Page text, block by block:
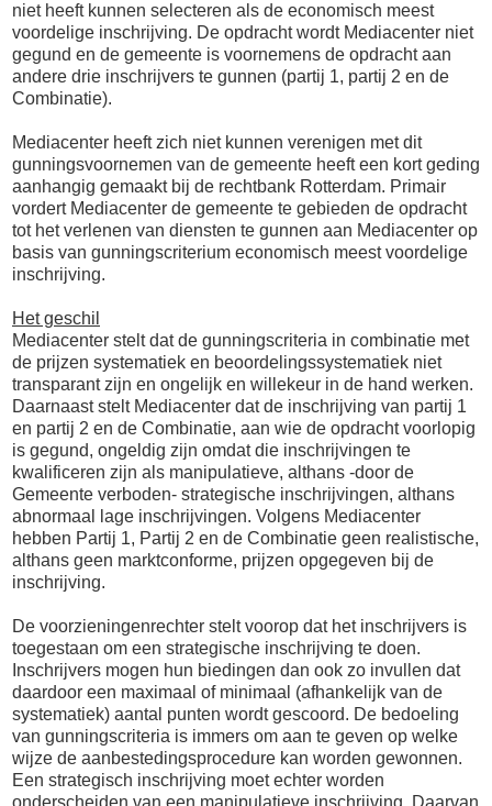
niet heeft kunnen selecteren als de economisch meest
voordelige inschrijving. De opdracht wordt Mediacenter niet
gegund en de gemeente is voornemens de opdracht aan
andere drie inschrijvers te gunnen (partij 1, partij 2 en de
Combinatie).
Mediacenter heeft zich niet kunnen verenigen met dit
gunningsvoornemen van de gemeente heeft een kort geding
aanhangig gemaakt bij de rechtbank Rotterdam. Primair
vordert Mediacenter de gemeente te gebieden de opdracht
tot het verlenen van diensten te gunnen aan Mediacenter op
basis van gunningscriterium economisch meest voordelige
inschrijving.
Het geschil
Mediacenter stelt dat de gunningscriteria in combinatie met
de prijzen systematiek en beoordelingssystematiek niet
transparant zijn en ongelijk en willekeur in de hand werken.
Daarnaast stelt Mediacenter dat de inschrijving van partij 1
en partij 2 en de Combinatie, aan wie de opdracht voorlopig
is gegund, ongeldig zijn omdat die inschrijvingen te
kwalificeren zijn als manipulatieve, althans -door de
Gemeente verboden- strategische inschrijvingen, althans
abnormaal lage inschrijvingen. Volgens Mediacenter
hebben Partij 1, Partij 2 en de Combinatie geen realistische,
althans geen marktconforme, prijzen opgegeven bij de
inschrijving.
De voorzieningenrechter stelt voorop dat het inschrijvers is
toegestaan om een strategische inschrijving te doen.
Inschrijvers mogen hun biedingen dan ook zo invullen dat
daardoor een maximaal of minimaal (afhankelijk van de
systematiek) aantal punten wordt gescoord. De bedoeling
van gunningscriteria is immers om aan te geven op welke
wijze de aanbestedingsprocedure kan worden gewonnen.
Een strategisch inschrijving moet echter worden
onderscheiden van een manipulatieve inschrijving. Daarvan